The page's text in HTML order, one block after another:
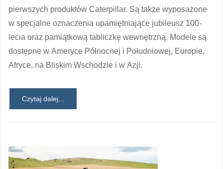
pierwszych produktów Caterpillar. Są także wyposażone
w specjalne oznaczenia upamiętniające jubileusz 100-
lecia oraz pamiątkową tabliczkę wewnętrzną. Modele są
dostępne w Ameryce Północnej i Południowej, Europie,
Afryce, na Bliskim Wschodzie i w Azji.
Czytaj dalej...